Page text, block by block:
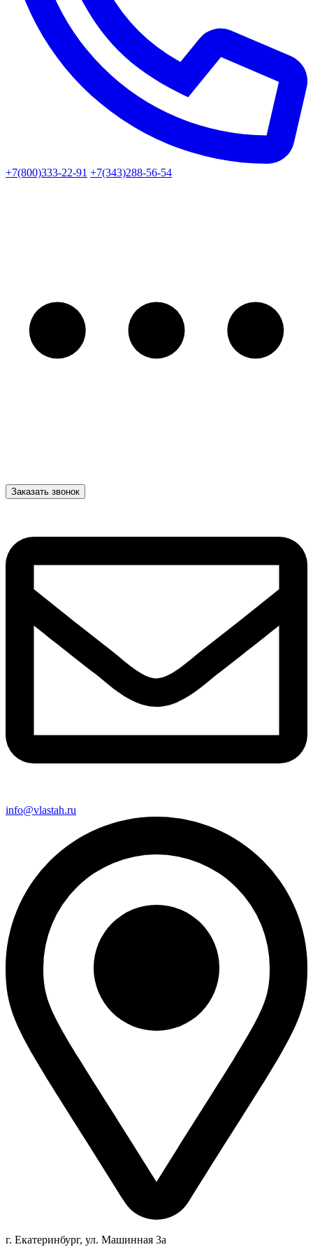
+7(800)333-22-91 +7(343)288-56-54
Заказать звонок
info@vlastah.ru
г. Екатеринбург, ул. Машинная 3а